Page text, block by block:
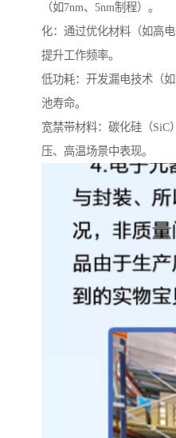
（如7nm、5nm制程）。
化：通过优化材料（如高
提升工作频率。
低功耗：开发漏电技术（
池寿命。
宽禁带材料：碳化硅（SiC
压、高温场景中表现。